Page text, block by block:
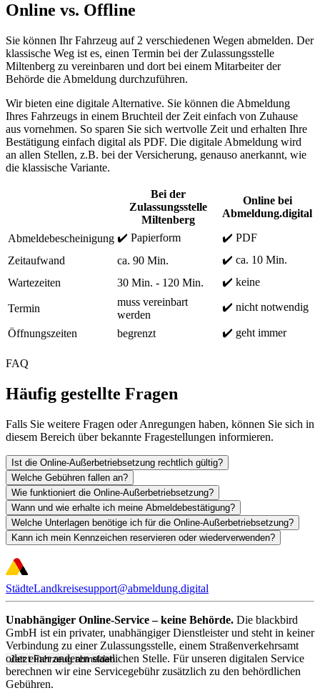
Online vs. Offline
Sie können Ihr Fahrzeug auf 2 verschiedenen Wegen abmelden. Der
klassische Weg ist es, einen Termin bei der Zulassungsstelle
Miltenberg zu vereinbaren und dort bei einem Mitarbeiter der
Behörde die Abmeldung durchzuführen.
Wir bieten eine digitale Alternative. Sie können die Abmeldung
Ihres Fahrzeugs in einem Bruchteil der Zeit einfach von Zuhause
aus vornehmen. So sparen Sie sich wertvolle Zeit und erhalten Ihre
Bestätigung einfach digital als PDF. Die digitale Abmeldung wird
an allen Stellen, z.B. bei der Versicherung, genauso anerkannt, wie
die klassische Variante.
Bei der
Zulassungsstelle
Miltenberg
Online bei
Abmeldung.digital
Abmeldebescheinigung ✔️ Papierform
✔️ PDF
Zeitaufwand
ca. 90 Min.
✔️ ca. 10 Min.
Wartezeiten
30 Min. - 120 Min. ✔️ keine
Termin
muss vereinbart
werden
✔️ nicht notwendig
Öffnungszeiten begrenzt ✔️ geht immer
FAQ
Häufig gestellte Fragen
Falls Sie weitere Fragen oder Anregungen haben, können Sie sich in
diesem Bereich über bekannte Fragestellungen informieren.
Ist die Online-Außerbetriebsetzung rechtlich gültig?
Welche Gebühren fallen an?
Wie funktioniert die Online-Außerbetriebsetzung?
Wann und wie erhalte ich meine Abmeldebestätigung?
Welche Unterlagen benötige ich für die Online-Außerbetriebsetzung?
Kann ich mein Kennzeichen reservieren oder wiederverwenden?
Jetzt Fahrzeug abmelden
StädteLandkreisesupport@abmeldung.digital
Unabhängiger Online-Service – keine Behörde. Die blackbird
GmbH ist ein privater, unabhängiger Dienstleister und steht in keiner
Verbindung zu einer Zulassungsstelle, einem Straßenverkehrsamt
oder einer anderen staatlichen Stelle. Für unseren digitalen Service
berechnen wir eine Servicegebühr zusätzlich zu den behördlichen
Gebühren.